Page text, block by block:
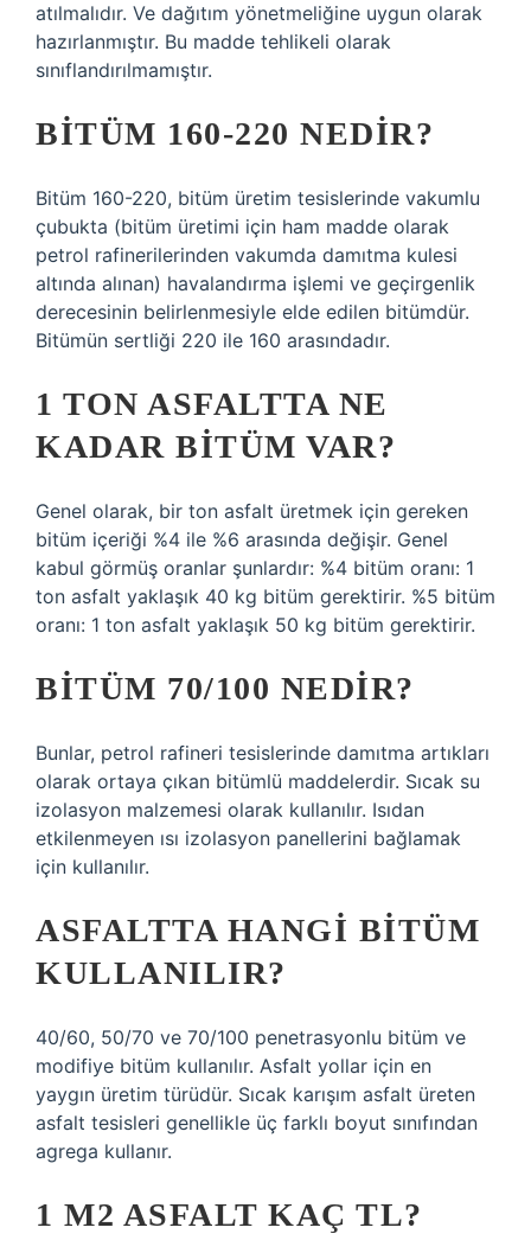
atılmalıdır. Ve dağıtım yönetmeliğine uygun olarak
hazırlanmıştır. Bu madde tehlikeli olarak
sınıflandırılmamıştır.
BITÜM 160-220 NEDIR?
Bitüm 160-220, bitüm üretim tesislerinde vakumlu
çubukta (bitüm üretimi için ham madde olarak
petrol rafinerilerinden vakumda damıtma kulesi
altında alınan) havalandırma işlemi ve geçirgenlik
derecesinin belirlenmesiyle elde edilen bitümdür.
Bitümün sertliği 220 ile 160 arasındadır.
1 TON ASFALTTA NE
KADAR BITÜM VAR?
Genel olarak, bir ton asfalt üretmek için gereken
bitüm içeriği %4 ile %6 arasında değişir. Genel
kabul görmüş oranlar şunlardır: %4 bitüm oranı: 1
ton asfalt yaklaşık 40 kg bitüm gerektirir. %5 bitüm
oranı: 1 ton asfalt yaklaşık 50 kg bitüm gerektirir.
BITÜM 70/100 NEDIR?
Bunlar, petrol rafineri tesislerinde damıtma artıkları
olarak ortaya çıkan bitümlü maddelerdir. Sıcak su
izolasyon malzemesi olarak kullanılır. Isıdan
etkilenmeyen ısı izolasyon panellerini bağlamak
için kullanılır.
ASFALTTA HANGI BITÜM
KULLANILIR?
40/60, 50/70 ve 70/100 penetrasyonlu bitüm ve
modifiye bitüm kullanılır. Asfalt yollar için en
yaygın üretim türüdür. Sıcak karışım asfalt üreten
asfalt tesisleri genellikle üç farklı boyut sınıfından
agrega kullanır.
1 M2 ASFALT KAÇ TL?